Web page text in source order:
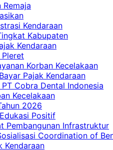
Kendaraan
Kabupaten
Kendaraan
Korban Kecelakaan
Pajak Kendaraan
Cobra Dental Indonesia
Kecelakaan
2026
Positif
Pembangunan Infrastruktur
Coordination of
Kendaraan